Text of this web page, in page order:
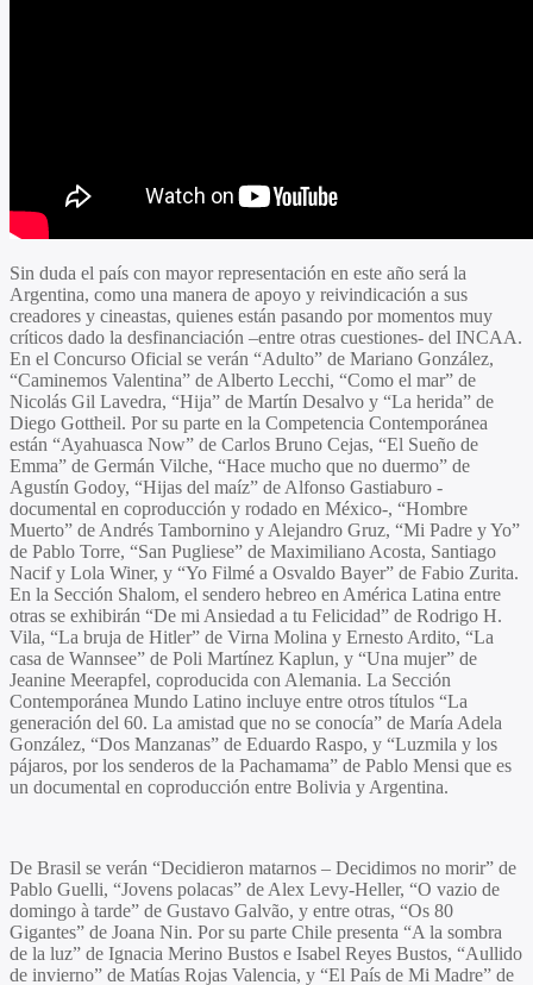
Sin duda el país con mayor representación en este año será la
Argentina, como una manera de apoyo y reivindicación a sus
creadores y cineastas, quienes están pasando por momentos muy
críticos dado la desfinanciación –entre otras cuestiones- del INCAA.
En el Concurso Oficial se verán “Adulto” de Mariano González,
“Caminemos Valentina” de Alberto Lecchi, “Como el mar” de
Nicolás Gil Lavedra, “Hija” de Martín Desalvo y “La herida” de
Diego Gottheil. Por su parte en la Competencia Contemporánea
están “Ayahuasca Now” de Carlos Bruno Cejas, “El Sueño de
Emma” de Germán Vilche, “Hace mucho que no duermo” de
Agustín Godoy, “Hijas del maíz” de Alfonso Gastiaburo -
documental en coproducción y rodado en México-, “Hombre
Muerto” de Andrés Tambornino y Alejandro Gruz, “Mi Padre y Yo”
de Pablo Torre, “San Pugliese” de Maximiliano Acosta, Santiago
Nacif y Lola Winer, y “Yo Filmé a Osvaldo Bayer” de Fabio Zurita.
En la Sección Shalom, el sendero hebreo en América Latina entre
otras se exhibirán “De mi Ansiedad a tu Felicidad” de Rodrigo H.
Vila, “La bruja de Hitler” de Virna Molina y Ernesto Ardito, “La
casa de Wannsee” de Poli Martínez Kaplun, y “Una mujer” de
Jeanine Meerapfel, coproducida con Alemania. La Sección
Contemporánea Mundo Latino incluye entre otros títulos “La
generación del 60. La amistad que no se conocía” de María Adela
González, “Dos Manzanas” de Eduardo Raspo, y “Luzmila y los
pájaros, por los senderos de la Pachamama” de Pablo Mensi que es
un documental en coproducción entre Bolivia y Argentina.
De Brasil se verán “Decidieron matarnos – Decidimos no morir” de
Pablo Guelli, “Jovens polacas” de Alex Levy-Heller, “O vazio de
domingo à tarde” de Gustavo Galvão, y entre otras, “Os 80
Gigantes” de Joana Nin. Por su parte Chile presenta “A la sombra
de la luz” de Ignacia Merino Bustos e Isabel Reyes Bustos, “Aullido
de invierno” de Matías Rojas Valencia, y “El País de Mi Madre” de